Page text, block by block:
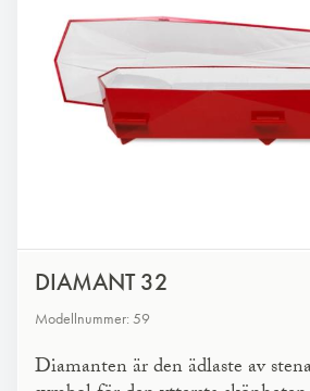
DIAMANT 32
Modellnummer: 59
Diamanten är den ädlaste av